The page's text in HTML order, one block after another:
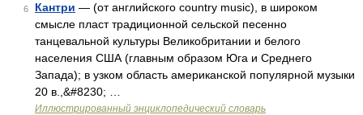
6 Кантри — (от английского country music), в широком
смысле пласт традиционной сельской песенно
танцевальной культуры Великобритании и белого
населения США (главным образом Юга и Среднего
Запада); в узком область американской популярной музыки
20 в.,&#8230; …
Иллюстрированный энциклопедический словарь